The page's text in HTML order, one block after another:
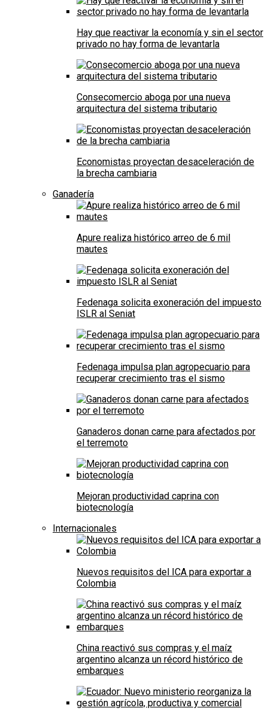
Hay que reactivar la economía y sin el sector
privado no hay forma de levantarla
Consecomercio aboga por una nueva
arquitectura del sistema tributario
Economistas proyectan desaceleración de
la brecha cambiaria
Ganadería
Apure realiza histórico arreo de 6 mil
mautes
Fedenaga solicita exoneración del impuesto
ISLR al Seniat
Fedenaga impulsa plan agropecuario para
recuperar crecimiento tras el sismo
Ganaderos donan carne para afectados por
el terremoto
Mejoran productividad caprina con
biotecnología
Internacionales
Nuevos requisitos del ICA para exportar a
Colombia
China reactivó sus compras y el maíz
argentino alcanza un récord histórico de
embarques